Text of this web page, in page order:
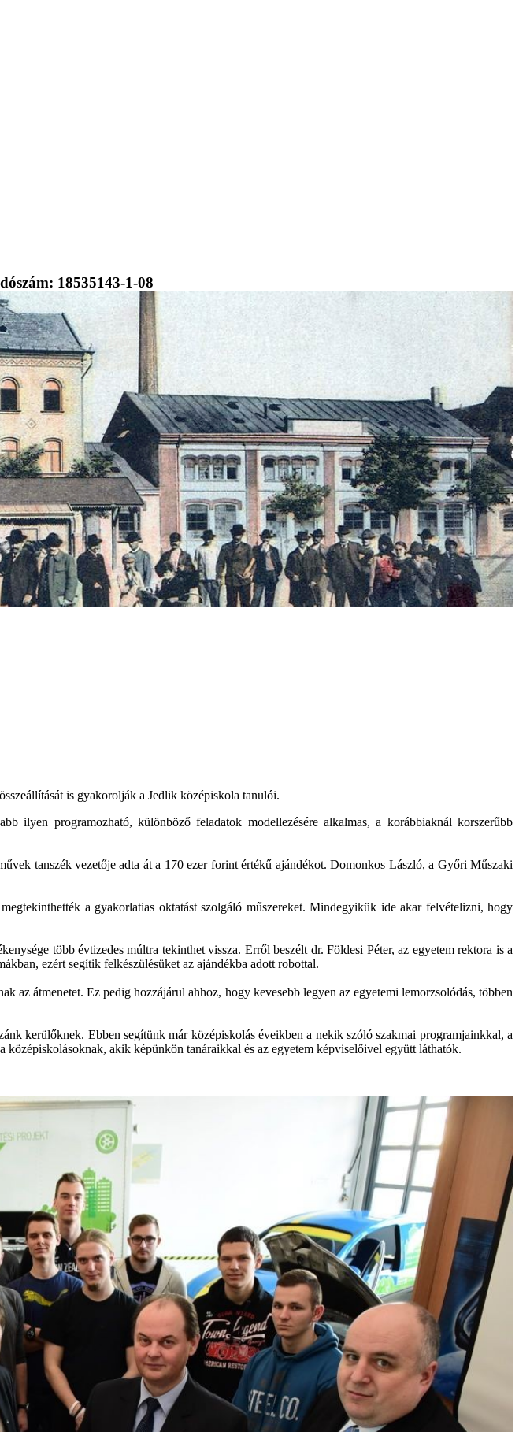
18535143-1-08
is gyakorolják a Jedlik középiskola tanulói.
ilyen programozható, különböző feladatok modellezésére alkalmas, a korábbiaknál korszerűbb
tanszék vezetője adta át a 170 ezer forint értékű ajándékot. Domonkos László, a Győri Műszaki
a gyakorlatias oktatást szolgáló műszereket. Mindegyikük ide akar felvételizni, hogy
több évtizedes múltra tekinthet vissza. Erről beszélt dr. Földesi Péter, az egyetem rektora is a
ezért segítik felkészülésüket az ajándékba adott robottal.
átmenetet. Ez pedig hozzájárul ahhoz, hogy kevesebb legyen az egyetemi lemorzsolódás, többen
kerülőknek. Ebben segítünk már középiskolás éveikben a nekik szóló szakmai programjainkkal, a
akik képünkön tanáraikkal és az egyetem képviselőivel együtt láthatók.